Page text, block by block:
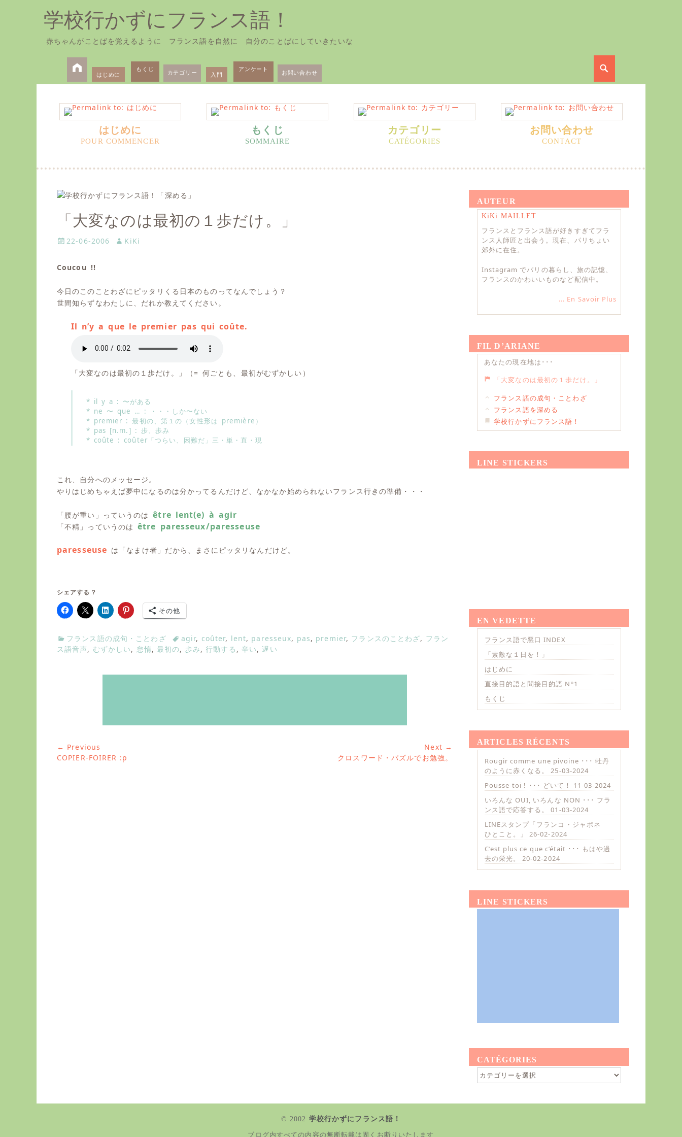
学校行かずにフランス語！
赤ちゃんがことばを覚えるように フランス語を自然に 自分のことばにしていきたいな
Primary
Menu
Skip
to
content
はじめに
もくじ カテゴリー 入門
アンケート お問い合わせ
はじめに もくじ カテゴリー お問い合わせ
「大変なのは最初の１歩だけ。」
P
t
d
o
22-06-2006
A
r
KiKi
Coucou !!
今日のこのことわざにピッタリくる日本のものってなんでしょう？
世間知らずなわたしに、だれか教えてください。
Il n’y a que le premier pas qui coûte.
「大変なのは最初の１歩だけ。」（= 何ごとも、最初がむずかしい）
* il y a : 〜がある
* ne 〜 que … : ・・・しか〜ない
* premier : 最初の、第１の（女性形は première）
* pas [n.m.] : 歩、歩み
* coûte : coûter「つらい、困難だ」三・単・直・現
これ、自分へのメッセージ。
やりはじめちゃえば夢中になるのは分かってるんだけど、なかなか始められないフランス行きの準備・・・
「腰が重い」っていうのはêtre lent(e) à agir
「不精」っていうのはêtre paresseux/paresseuse
paresseuse は「なまけ者」だから、まさにピッタリなんだけど。
シェアする？
その他
C
a
フランス語の成句・ことわざ
T
a
agir, coûter, lent, paresseux, pas, premier, フランスのことわざ, フラン
ス語音声, むずかしい, 怠惰,最初の, 歩み,行動する , 辛い,遅い
投
← Previous
Previous
COPIER-FOIRER :p
Next →
クロスワード・パズルでお勉強。
AUTEUR
KiKi MAILLET
フランスとフランス語が好きすぎてフラ
ンス人師匠と出会う。現在、パリちょい
郊外に在住。
Instagram でパリの暮らし、旅の記憶、
フランスのかわいいものなど配信中。
... En Savoir Plus
FIL D’ARIANE
あなたの現在地は･･･
「大変なのは最初の１歩だけ。」
フランス語の成句・ことわざ
フランス語を深める
学校行かずにフランス語！
LINE STICKERS
EN VEDETTE
フランス語で悪口 INDEX
「素敵な１日を！」
はじめに
直接目的語と間接目的語 Nº1
もくじ
ARTICLES RÉCENTS
Rougir comme une pivoine ･･･ 牡丹
のように赤くなる。
25-03-2024
Pousse-toi ! ･･･ どいて！
11-03-2024
いろんな OUI, いろんな NON ･･･ フラ
ンス語で応答する。
01-03-2024
LINEスタンプ「フランコ・ジャポネ
ひとこと。」
26-02-2024
C’est plus ce que c’était ･･･ もはや過
去の栄光。
20-02-2024
LINE STICKERS
CATÉGORIES
© 2002 学校行かずにフランス語！
ブログ内すべての内容の無断転載は固くお断りいたします